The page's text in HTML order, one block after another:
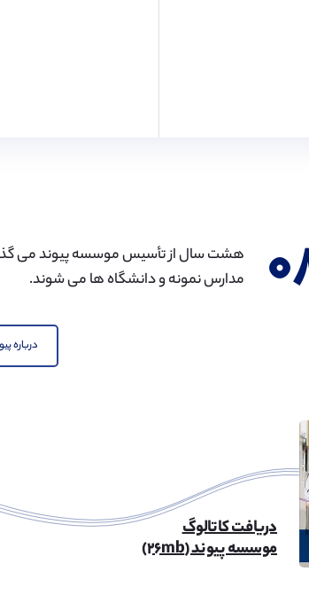
مدارس نمونه و دانشگاه ها می شوند.
درباره
دریافت کاتالوگ
موسسه پیوند (۲۶mb)